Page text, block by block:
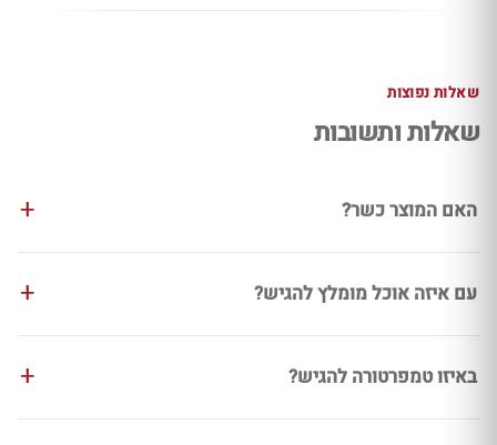
שאלות נפוצות
שאלות ותשובות
האם המוצר כשר?
עם איזה אוכל מומלץ להגיש?
באיזו טמפרטורה להגיש?